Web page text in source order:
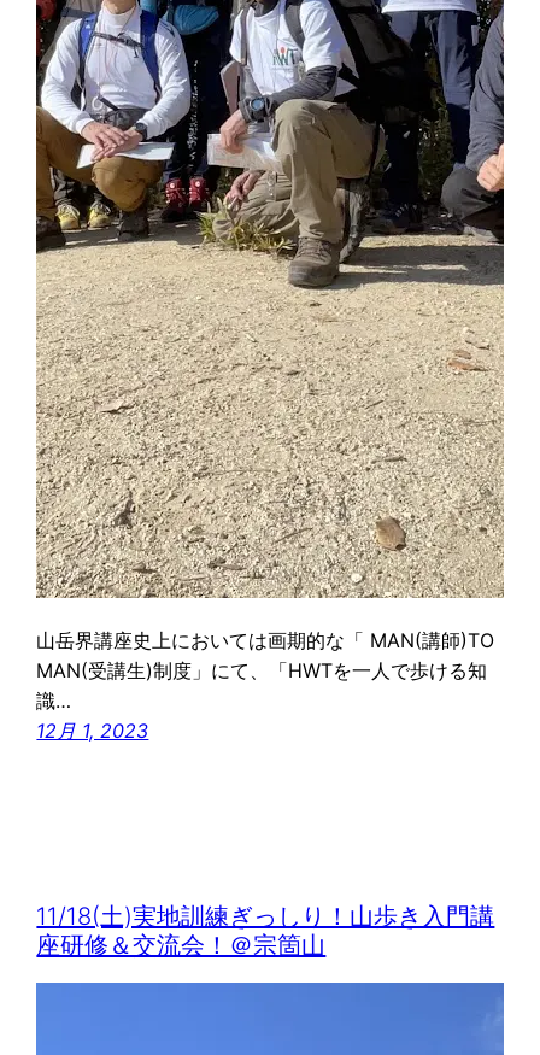
山岳界講座史上においては画期的な「 MAN(講師)TO
MAN(受講生)制度」にて、「HWTを一人で歩ける知
識…
12月 1, 2023
11/18(土)実地訓練ぎっしり！山歩き入門講
座研修＆交流会！＠宗箇山